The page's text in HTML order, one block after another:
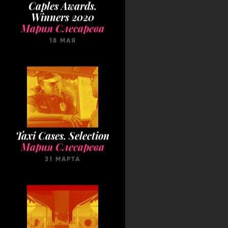
Caples Awards.
Winners 2020
Мария Слесарева
18 МАЯ
Taxi Cases. Selection
Мария Слесарева
31 МАРТА